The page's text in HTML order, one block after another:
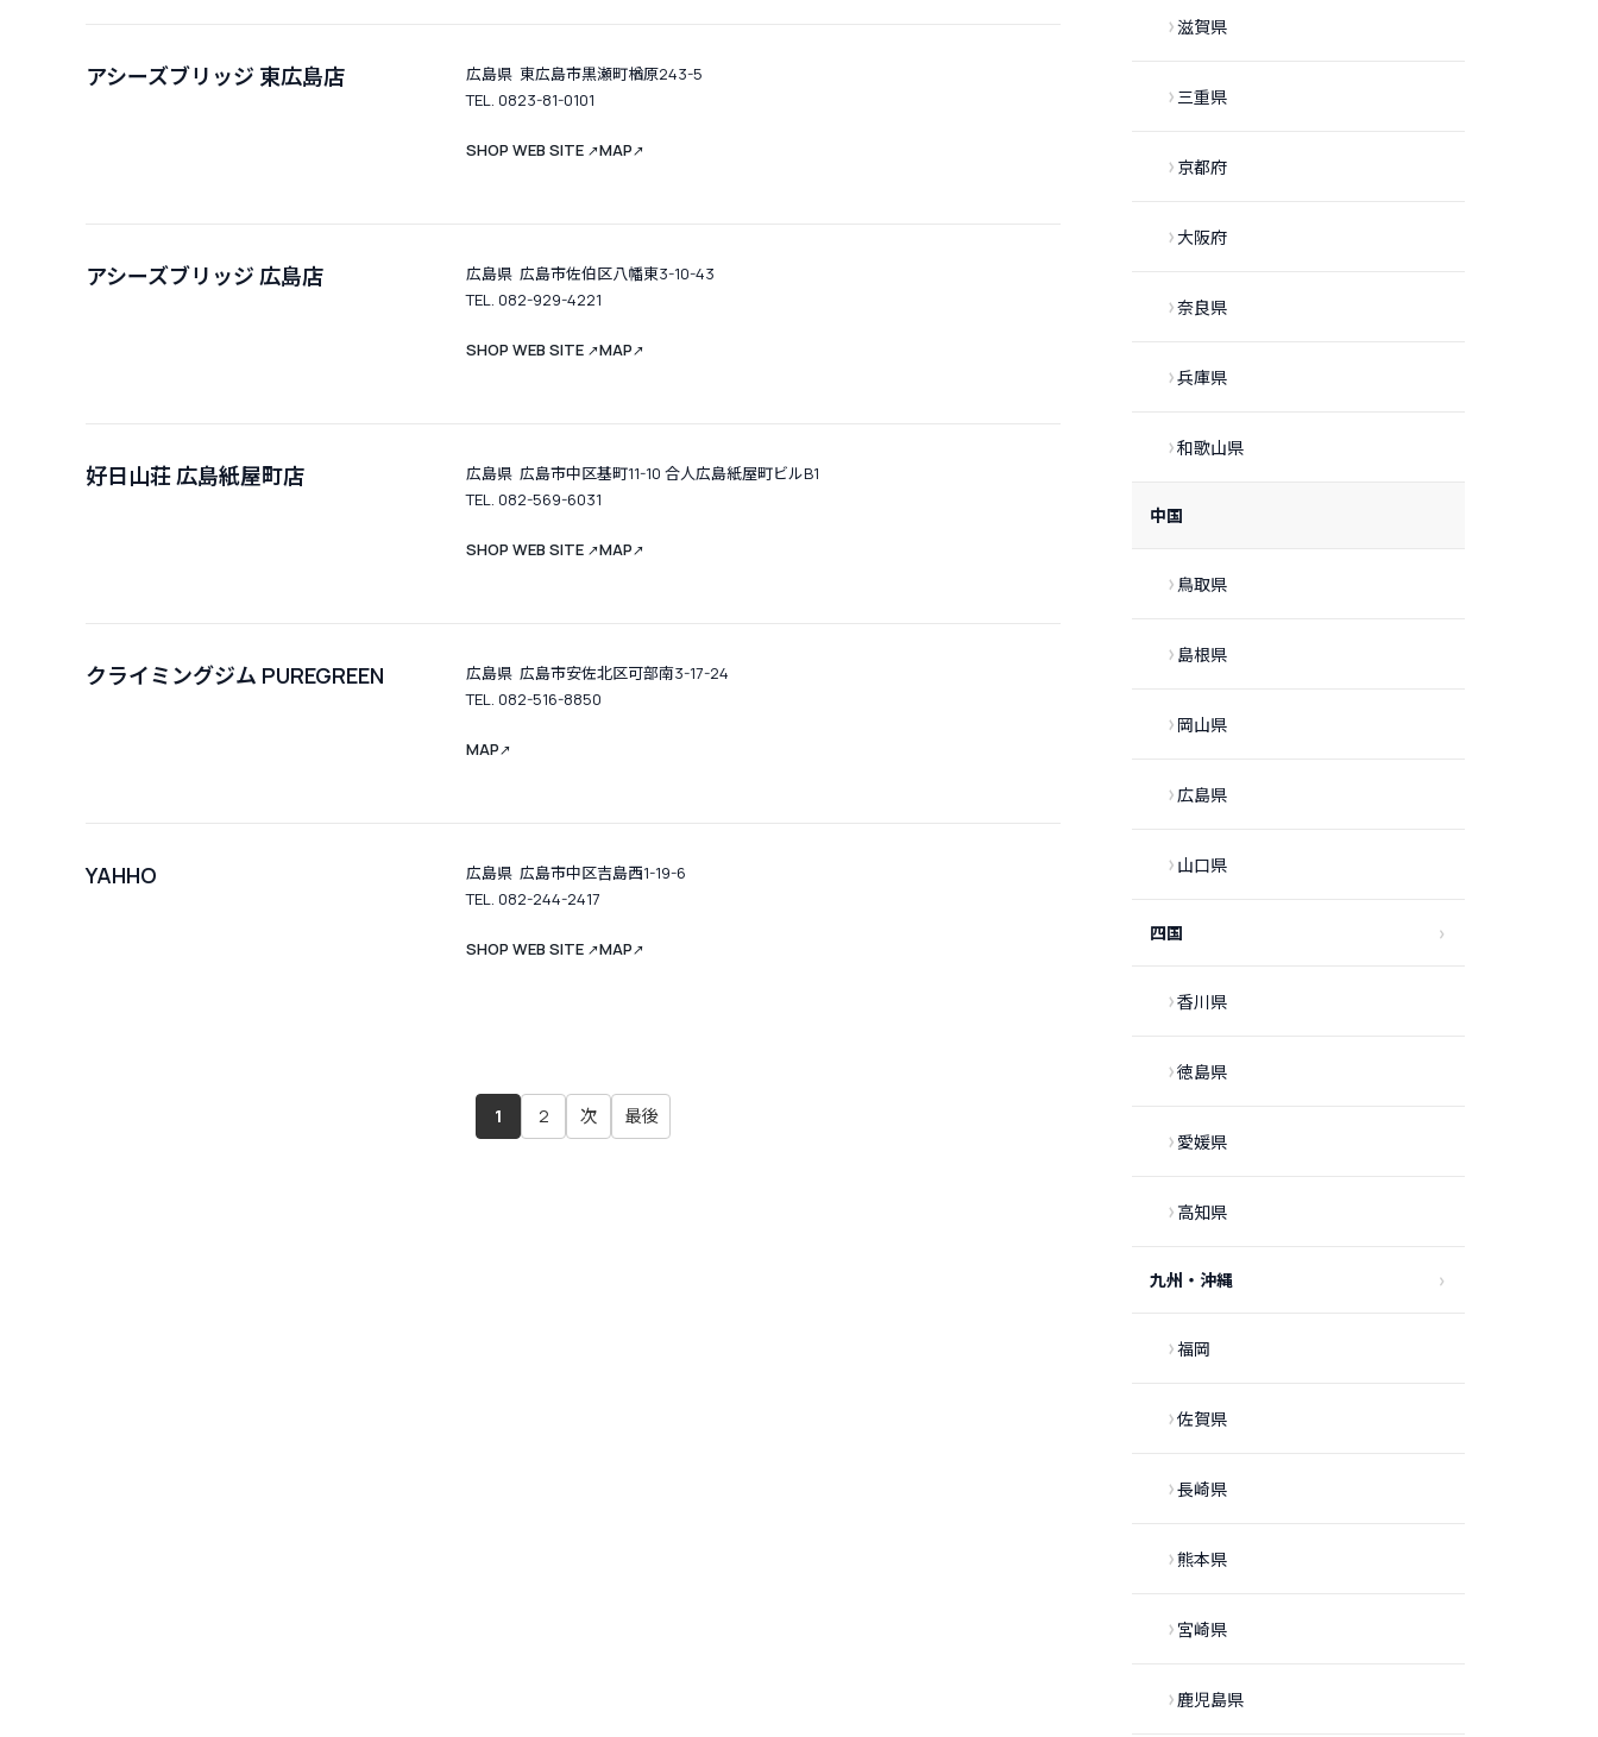
アシーズブリッジ 東広島店
広島県 東広島市黒瀬町楢原243-5
TEL. 0823-81-0101
SHOP WEB SITE ↗MAP↗
アシーズブリッジ 広島店
広島県 広島市佐伯区八幡東3-10-43
TEL. 082-929-4221
SHOP WEB SITE ↗MAP↗
好日山荘 広島紙屋町店
広島県 広島市中区基町11-10 合人広島紙屋町ビルB1
TEL. 082-569-6031
SHOP WEB SITE ↗MAP↗
クライミングジム PUREGREEN
広島県 広島市安佐北区可部南3-17-24
TEL. 082-516-8850
MAP↗
YAHHO
広島県 広島市中区吉島西1-19-6
TEL. 082-244-2417
SHOP WEB SITE ↗MAP↗
1 2 次 最後
滋賀県
三重県
京都府
大阪府
奈良県
兵庫県
和歌山県
中国
鳥取県
島根県
岡山県
広島県
山口県
四国
香川県
徳島県
愛媛県
高知県
九州・沖縄
福岡
佐賀県
長崎県
熊本県
宮崎県
鹿児島県